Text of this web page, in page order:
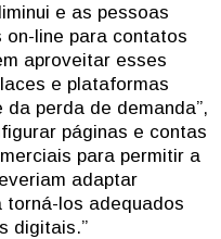
e as pessoas
line para contatos
aproveitar esses
e plataformas
perda de demanda”,
páginas e contas
para permitir a
adaptar
torná-los adequados
digitais.”